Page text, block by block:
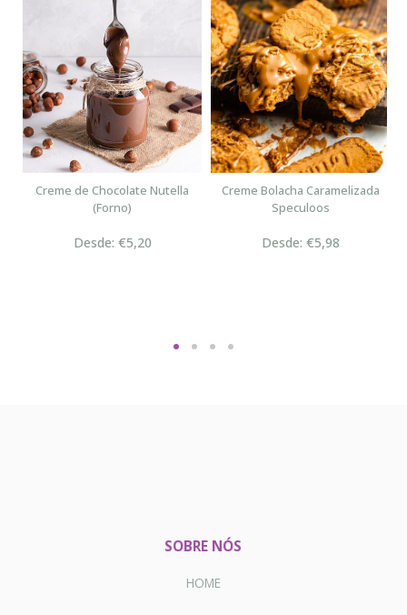
Creme de Chocolate Nutella
(Forno)
Desde: €5,20
Creme Bolacha Caramelizada
Speculoos
Desde: €5,98
SOBRE NÓS
HOME